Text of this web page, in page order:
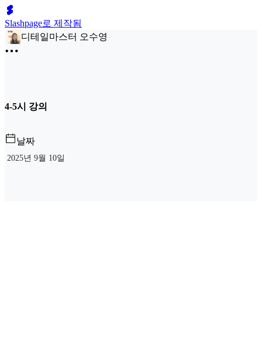
Slashpage로 제작됨
디테일마스터 오수영
4-5시 강의
날짜
2025년 9월 10일